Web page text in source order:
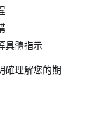
具體指示
確理解您的期